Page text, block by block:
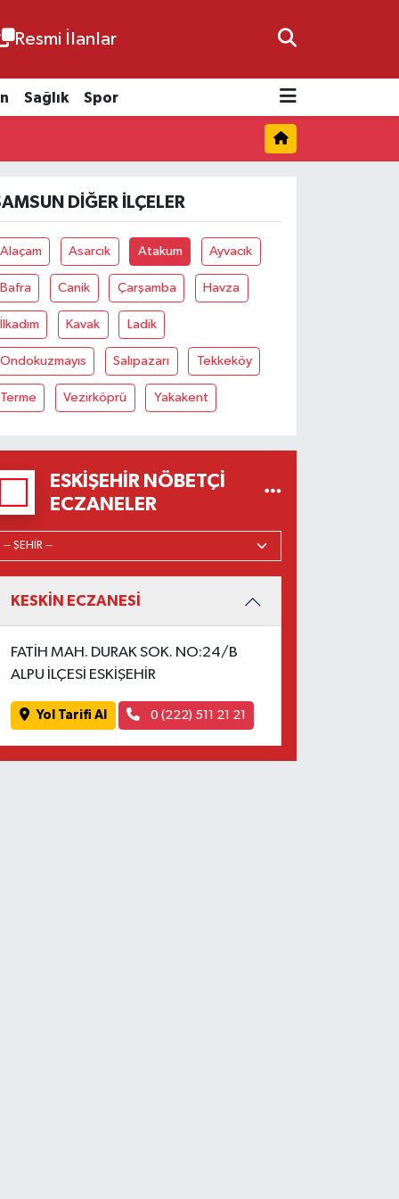
Resmi İlanlar
Sağlık Spor
DIĞER İLÇELER
Alaçam Asarcık Atakum Ayvacık
Bafra Canik Çarşamba Havza
İlkadım Kavak Ladik
Ondokuzmayıs Salıpazarı Tekkeköy
Terme Vezirköprü Yakakent
ESKIŞEHIR NÖBETÇI
ECZANELER
KESKİN ECZANESİ
FATİH MAH. DURAK SOK. NO:24/B
ALPU İLÇESİ ESKİŞEHİR
Yol Tarifi Al 0 (222) 511 21 21